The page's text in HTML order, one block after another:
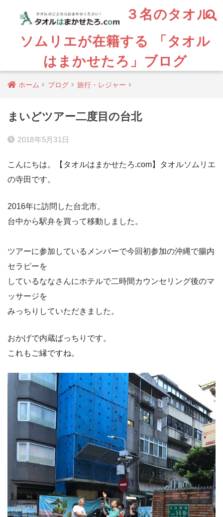
３名のタオル
ソムリエが在籍する 「タオル
はまかせたろ」ブログ
ホーム ブログ 旅行・レジャー
まいどツアー二度目の台北
2018年5月31日
こんにちは。【タオルはまかせたろ.com】タオルソムリエ
の寺田です。
2016年に訪問した台北市。
台中から駅弁を買って移動しました。
ツアーに参加しているメンバーで今回初参加の沖縄で腸内
セラピーを
しているななさんにホテルで二時間カウンセリング後のマ
ッサージを
みっちりしていただきました。
おかげで内蔵ばっちりです。
これもご縁ですね。